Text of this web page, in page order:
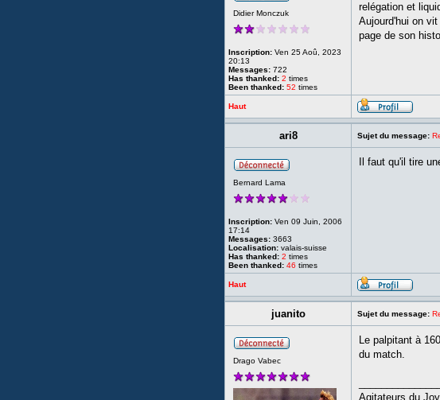
Didier Monczuk
Inscription: Ven 25 Aoû, 2023
20:13
Messages: 722
Has thanked: 2 times
Been thanked: 52 times
relégation et
Aujourd'hui on
page de son
Haut
ari8 Sujet du message:
Bernard Lama
Inscription: Ven 09 Juin, 2006
17:14
Messages: 3663
Localisation: valais-suisse
Has thanked: 2 times
Been thanked: 46 times
Il faut qu'il tire
Haut
juanito Sujet du message:
Drago Vabec
Le palpitant à
du match.
Agitateurs du